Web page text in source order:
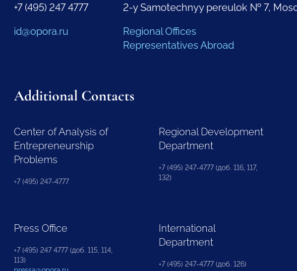
+7 (495) 247 4777
id@opora.ru
2-y Samotechnyy pereulok № 7,
Regional Offices
Representatives Abroad
Additional Contacts
Center of Analysis of
Entrepreneurship
Problems
+7 (495) 247-4777
Regional Development
Department
+7 (495) 247-4777 (доб. 116, 117,
132)
Press Office
+7 (495) 247 4777 (доб. 115, 114,
113)
International
Department
+7 (495) 247-4777 (доб. 126)